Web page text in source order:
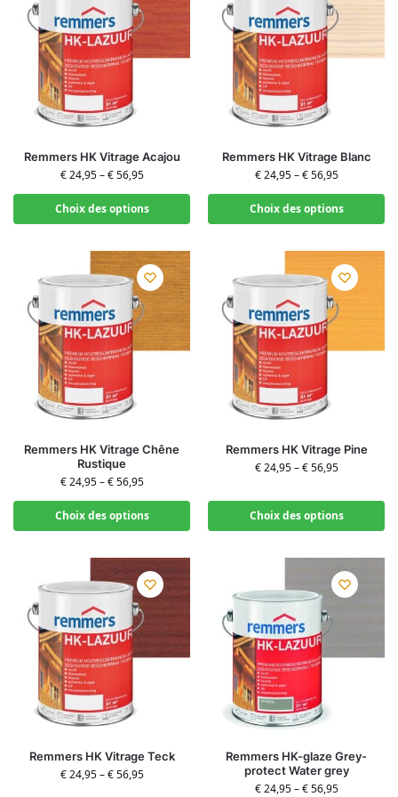
Remmers HK Vitrage Acajou
€24,95–€56,95
Choix des options
Remmers HK Vitrage Blanc
€24,95–€56,95
Choix des options
Remmers HK Vitrage Chêne
Rustique
€24,95–€56,95
Choix des options
Remmers HK Vitrage Pine
€24,95–€56,95
Choix des options
Remmers HK Vitrage Teck
€24,95–€56,95
Remmers HK-glaze Grey-
protect Water grey
€24,95–€56,95